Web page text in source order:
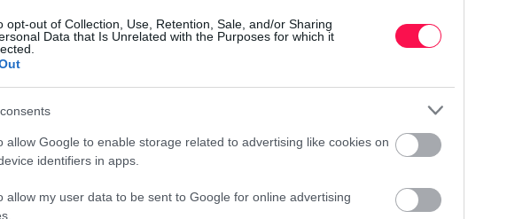
opt-out of Collection, Use, Retention, Sale, and/or Sharing
Data that Is Unrelated with the Purposes for which it
allow Google to enable storage related to advertising like cookies on
identifiers in apps.
allow my user data to be sent to Google for online advertising
hogy szeretet, boldogság és vidámság
a mai napod!
Augusztus 29. -
Augusztus 31. -